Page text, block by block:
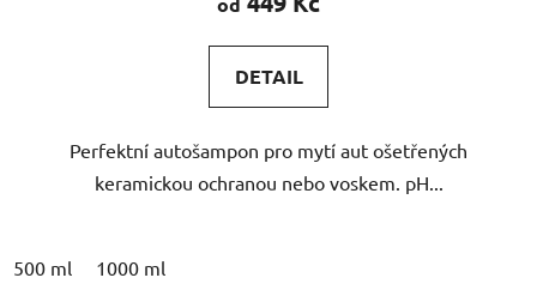
4,8
z
hvězdiček.
DETAIL
Perfektní autošampon pro mytí aut ošetřených
keramickou ochranou nebo voskem. pH...
500 ml 1000 ml